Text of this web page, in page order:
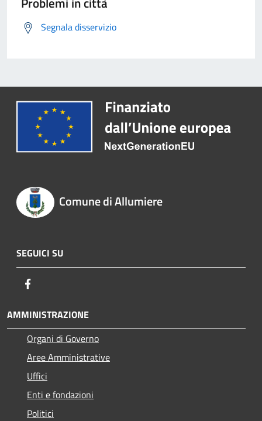
Segnala disservizio
Comune di Allumiere
SEGUICI SU
AMMINISTRAZIONE
Organi di Governo
Aree Amministrative
Uffici
Enti e fondazioni
Politici